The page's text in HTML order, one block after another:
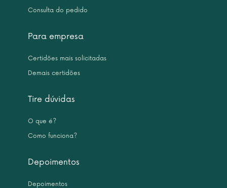
Consulta do pedido
Para empresa
Certidões mais solicitadas
Demais certidões
Tire dúvidas
O que é?
Como funciona?
Depoimentos
Depoimentos